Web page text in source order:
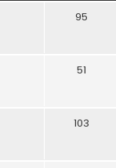
95
51
103